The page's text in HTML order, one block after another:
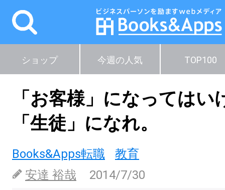
ショップ 今週の人気 TOP100
「お客様」になってはい
「生徒」になれ。
Books&Apps転職
教育
安達 裕哉
2014/7/30